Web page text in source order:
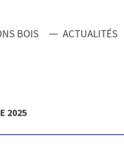
BOIS ACTUALITÉS
2025